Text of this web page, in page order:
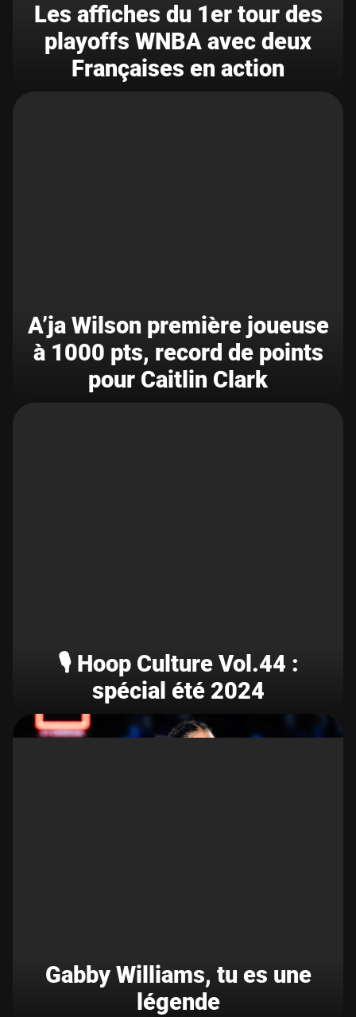
Les affiches du 1er tour des
playoffs WNBA avec deux
Françaises en action
A’ja Wilson première joueuse
à 1000 pts, record de points
pour Caitlin Clark
🎙️ Hoop Culture Vol.44 :
spécial été 2024
Gabby Williams, tu es une
légende